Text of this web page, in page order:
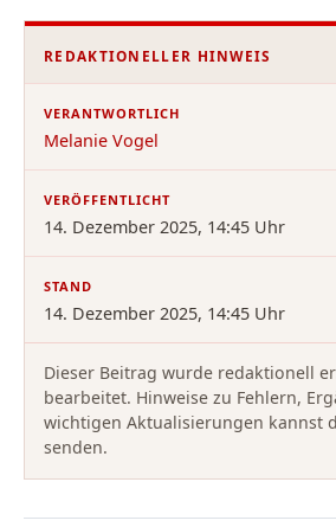
REDAKTIONELLER HINWEIS
VERANTWORTLICH
Melanie Vogel
VERÖFFENTLICHT
14. Dezember 2025, 14:45 Uhr
STAND
14. Dezember 2025, 14:45 Uhr
Dieser Beitrag wurde redaktionell
bearbeitet. Hinweise zu Fehlern,
wichtigen Aktualisierungen kannst
senden.